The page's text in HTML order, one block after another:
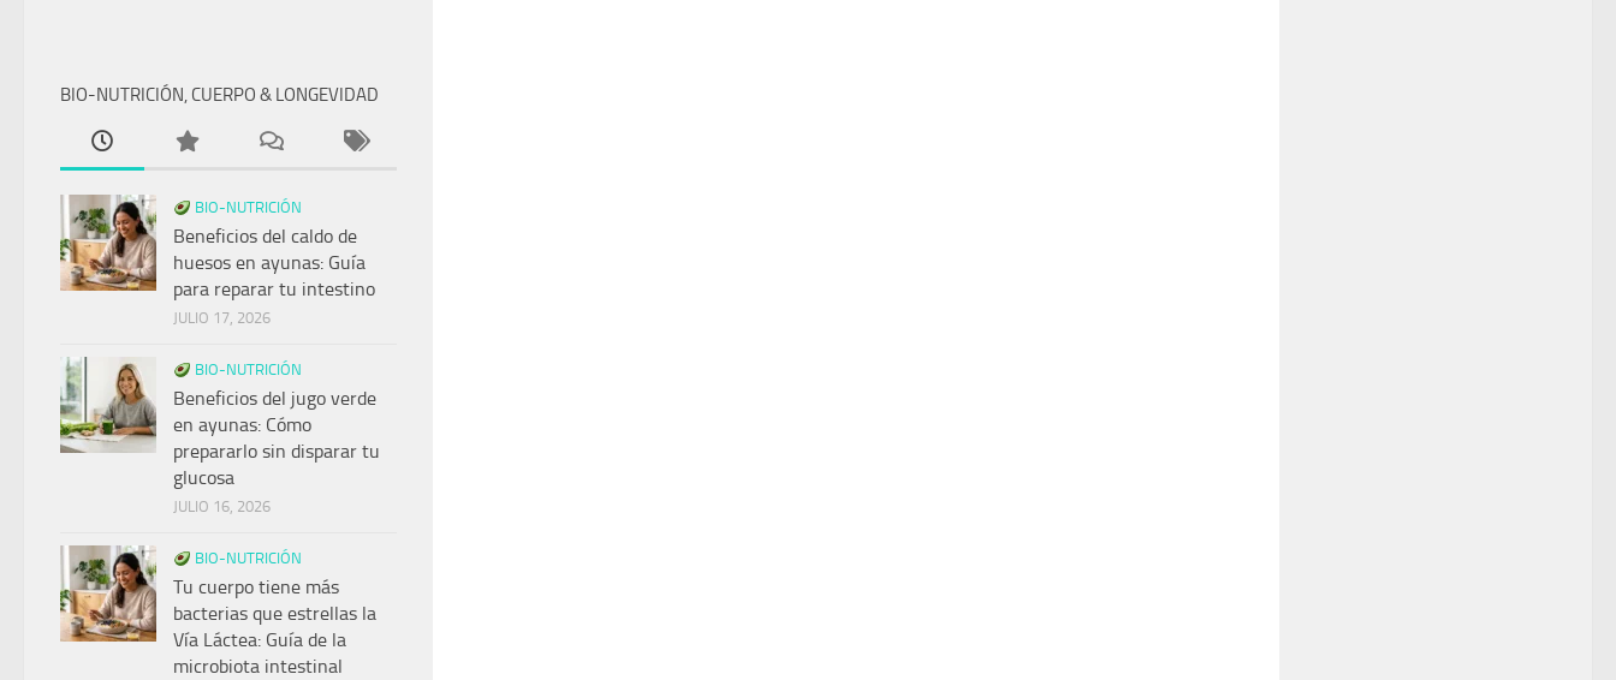
BIO-NUTRICIÓN, CUERPO & LONGEVIDAD
BIO-NUTRICIÓN
Beneficios del caldo de
huesos en ayunas: Guía
para reparar tu intestino
JULIO 17, 2026
BIO-NUTRICIÓN
Beneficios del jugo verde
en ayunas: Cómo
prepararlo sin disparar tu
glucosa
JULIO 16, 2026
BIO-NUTRICIÓN
Tu cuerpo tiene más
bacterias que estrellas la
Vía Láctea: Guía de la
microbiota intestinal